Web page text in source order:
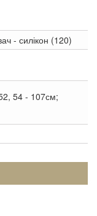
- силікон (120)
54 - 107см;